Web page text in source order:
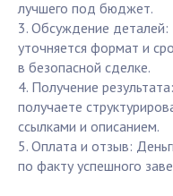
лучшего под бюджет.
3. Обсуждение
уточняется формат и
в безопасной сделке.
4. Получение
получаете
ссылками и описанием.
5. Оплата и отзыв:
по факту успешного